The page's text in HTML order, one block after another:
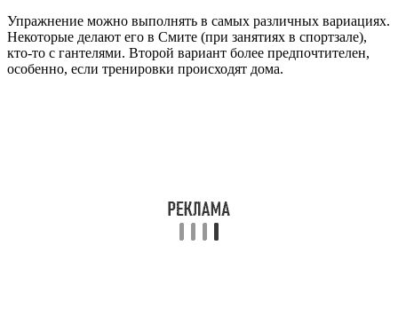
Упражнение можно выполнять в самых различных вариациях.
Некоторые делают его в Смите (при занятиях в спортзале),
кто-то с гантелями. Второй вариант более предпочтителен,
особенно, если тренировки происходят дома.